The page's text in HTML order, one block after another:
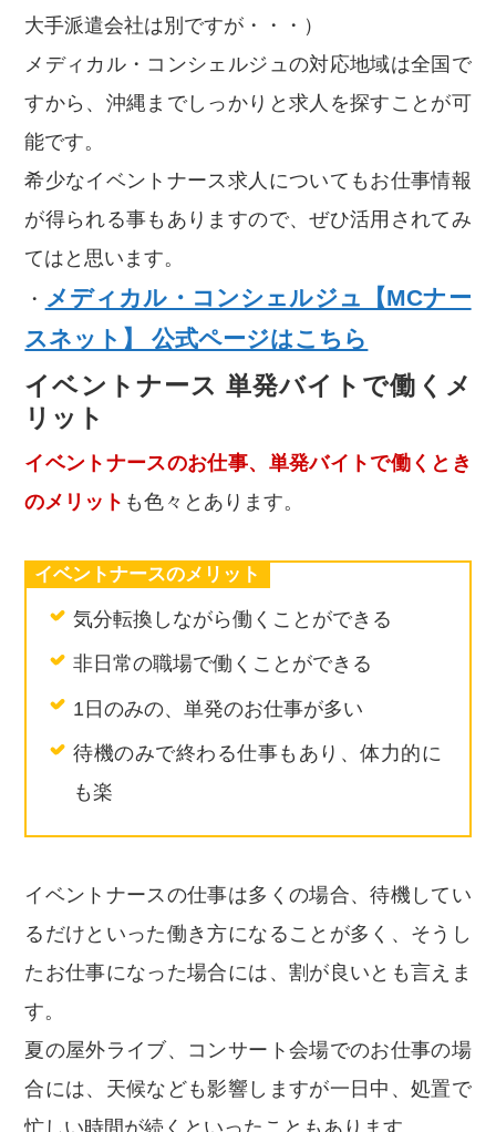
大手派遣会社は別ですが・・・）
メディカル・コンシェルジュの対応地域は全国で
すから、沖縄までしっかりと求人を探すことが可
能です。
希少なイベントナース求人についてもお仕事情報
が得られる事もありますので、ぜひ活用されてみ
てはと思います。
・ メディカル・コンシェルジュ【MCナー
スネット】 公式ページはこちら
イベントナース 単発バイトで働くメ
リット
イベントナースのお仕事、単発バイトで働くとき
のメリット も色々とあります。
イベントナースのメリット
気分転換しながら働くことができる
非日常の職場で働くことができる
1日のみの、単発のお仕事が多い
待機のみで終わる仕事もあり、体力的に
も楽
イベントナースの仕事は多くの場合、待機してい
るだけといった働き方になることが多く、そうし
たお仕事になった場合には、割が良いとも言えま
す。
夏の屋外ライブ、コンサート会場でのお仕事の場
合には、天候なども影響しますが一日中、処置で